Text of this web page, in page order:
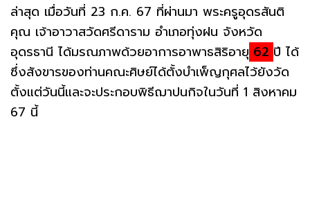
ล่าสุด เมื่อวันที่ 23 ก.ค. 67 ที่ผ่านมา พระครูอุดรสันติ
คุณ เจ้าอาวาสวัดศรีดาราม อำเภอทุ่งฝน จังหวัด
อุดรธานี ได้มรณภาพด้วยอาการอาพาธสิริอายุ 62 ปี ได้
ซึ่งสังขารของท่านคณะศิษย์ได้ตั้งบำเพ็ญกุศลไว้ยังวัด
ตั้งแต่วันนี้และจะประกอบพิธีฌาปนกิจในวันที่ 1 สิงหาคม
67 นี้